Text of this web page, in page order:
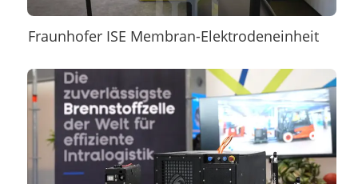
Fraunhofer ISE Membran-Elektrodeneinheit